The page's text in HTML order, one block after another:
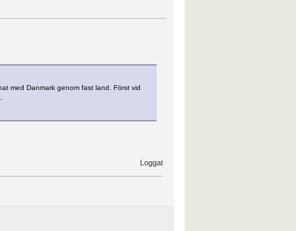
med Danmark genom fast land. Först vid
Loggat